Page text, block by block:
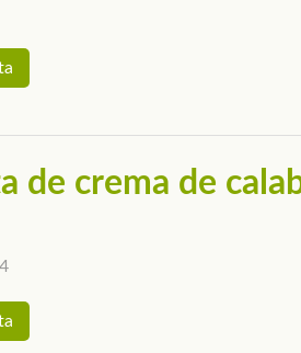
de crema de
4